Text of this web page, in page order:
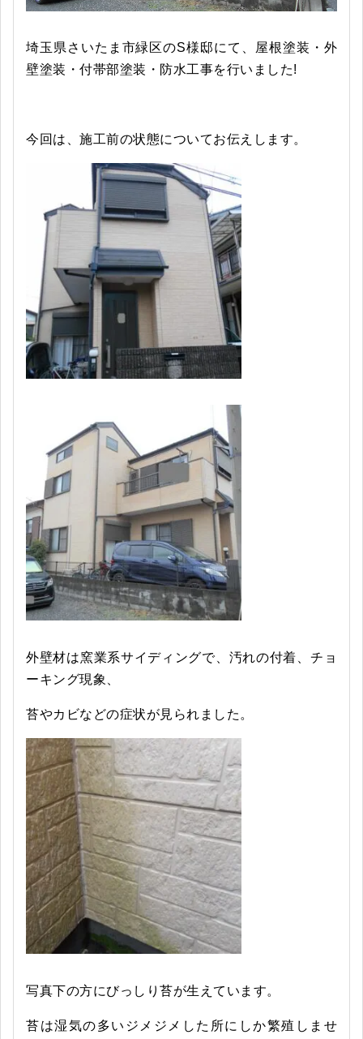
埼玉県さいたま市緑区のS様邸にて、屋根塗装・外
壁塗装・付帯部塗装・防水工事を行いました!
今回は、施工前の状態についてお伝えします。
外壁材は窯業系サイディングで、汚れの付着、チョ
ーキング現象、
苔やカビなどの症状が見られました。
写真下の方にびっしり苔が生えています。
苔は湿気の多いジメジメした所にしか繁殖しませ